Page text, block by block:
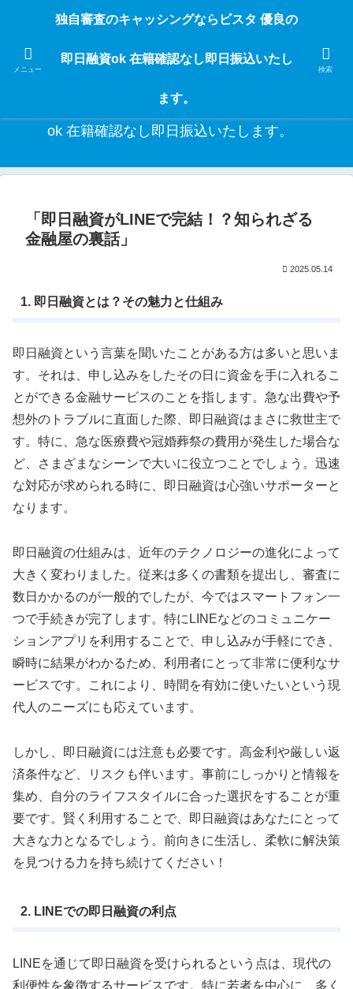
独自審査のフリーローンならビスタなら24時間365日 在籍確認なしで借りれる
な入用があっても安心！融資率97％！仕事をしている人ならブラックでも給料
日返済の１ヶ月融資で借りられるから安心！
独自審査のキャッシングならビスタ 優良の即日融資
ok 在籍確認なし即日振込いたします。
「即日融資がLINEで完結！？知られざる
金融屋の裏話」
2025.05.14
1. 即日融資とは？その魅力と仕組み
即日融資という言葉を聞いたことがある方は多いと思いま
す。それは、申し込みをしたその日に資金を手に入れるこ
とができる金融サービスのことを指します。急な出費や予
想外のトラブルに直面した際、即日融資はまさに救世主で
す。特に、急な医療費や冠婚葬祭の費用が発生した場合な
ど、さまざまなシーンで大いに役立つことでしょう。迅速
な対応が求められる時に、即日融資は心強いサポーターと
なります。
即日融資の仕組みは、近年のテクノロジーの進化によって
大きく変わりました。従来は多くの書類を提出し、審査に
数日かかるのが一般的でしたが、今ではスマートフォン一
つで手続きが完了します。特にLINEなどのコミュニケー
ションアプリを利用することで、申し込みが手軽にでき、
瞬時に結果がわかるため、利用者にとって非常に便利なサ
ービスです。これにより、時間を有効に使いたいという現
代人のニーズにも応えています。
しかし、即日融資には注意も必要です。高金利や厳しい返
済条件など、リスクも伴います。事前にしっかりと情報を
集め、自分のライフスタイルに合った選択をすることが重
要です。賢く利用することで、即日融資はあなたにとって
大きな力となるでしょう。前向きに生活し、柔軟に解決策
を見つける力を持ち続けてください！
2. LINEでの即日融資の利点
LINEを通じて即日融資を受けられるという点は、現代の
利便性を象徴するサービスです。特に若者を中心に、多く
メニュー
独自審査のキャッシングならビスタ 優良の
即日融資ok 在籍確認なし即日振込いたし
ます。
検索